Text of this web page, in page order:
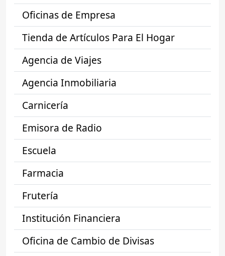
Oficinas de Empresa
Tienda de Artículos Para El Hogar
Agencia de Viajes
Agencia Inmobiliaria
Carnicería
Emisora de Radio
Escuela
Farmacia
Frutería
Institución Financiera
Oficina de Cambio de Divisas